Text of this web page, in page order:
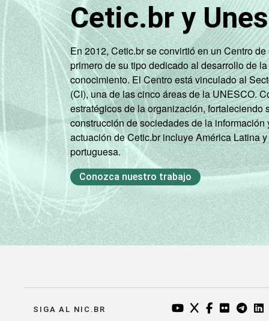
Cetic.br y
En 2012, Cetic.br se convirtió en un Centro
primero de su tipo dedicado al desarrollo de
conocimiento. El Centro está vinculado al
(CI), una de las cinco áreas de la UNESCO.
estratégicos de la organización, fortaleciendo
construcción de sociedades de la
actuación de Cetic.br incluye América Latina
portuguesa.
Conozca nuestro trabajo
SIGA AL NIC.BR YOUTUBE DO NIC.BR
TWITTER DO
FACEBOOK
FLICKR